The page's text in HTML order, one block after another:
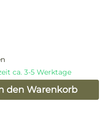
ca. 3-5 Werktage
den
den Warenkorb